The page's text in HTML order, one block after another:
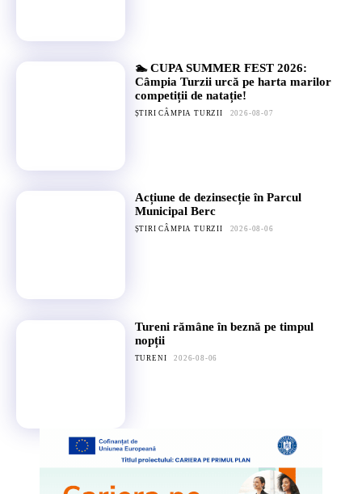
🏊 CUPA SUMMER FEST 2026:
Câmpia Turzii urcă pe harta marilor
competiții de natație!
ȘTIRI CÂMPIA TURZII 2026-08-07
Acțiune de dezinsecție în Parcul
Municipal Berc
ȘTIRI CÂMPIA TURZII 2026-08-06
Tureni rămâne în beznă pe timpul
nopții
TURENI 2026-08-06